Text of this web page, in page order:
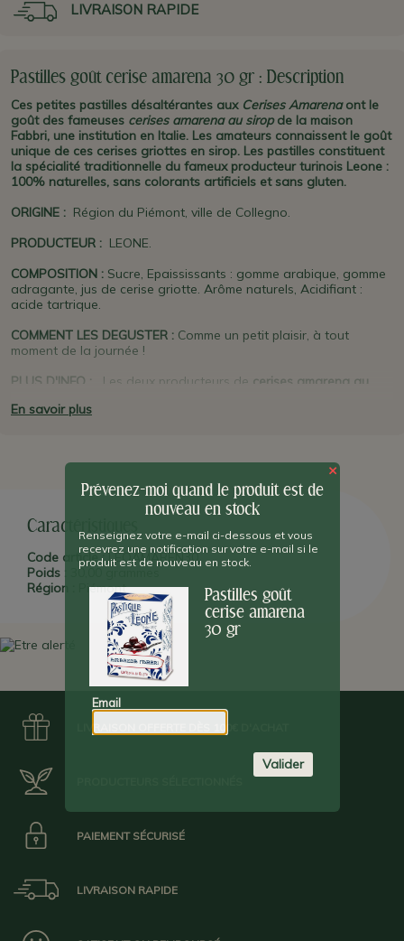
LIVRAISON RAPIDE
Pastilles goût cerise amarena 30 gr : Description
Ces petites pastilles désaltérantes aux Cerises Amarenaont le
goût des fameuses cerises amarena au siropde la maison
Fabbri, une institution en Italie. Les amateurs connaissent le goût
unique de ces cerises griottes en sirop. Les pastilles constituent
la spécialité traditionnelle du fameux producteur turinois Leone :
100% naturelles, sans colorants artificiels et sans gluten.
ORIGINE : Région du Piémont, ville de Collegno.
PRODUCTEUR : LEONE.
COMPOSITION : Sucre, Epaississants : gomme arabique, gomme
adragante, jus de cerise griotte. Arôme naturels, Acidifiant :
acide tartrique.
COMMENT LES DEGUSTER : Comme un petit plaisir, à tout
moment de la journée !
PLUS D'INFO :
Les deux producteurs de cerises amarena au
pastillesLeone
En savoir plus
Caractéristiques
Code article : LEOAMAREN30
Poids :
30,00 grammes
Région :
Piémont
PAIEMENT SÉCURISÉ
LIVRAISON RAPIDE
×
Prévenez-moi quand le produit est de
nouveau en stock
Renseignez votre e-mail ci-dessous et vous
recevrez une notification sur votre e-mail si le
produit est de nouveau en stock.
Pastilles goût
cerise amarena
30 gr
Email
Valider